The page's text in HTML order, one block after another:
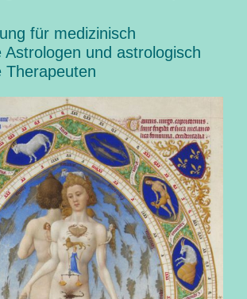
für medizinisch
Astrologen und astrologisch
Therapeuten